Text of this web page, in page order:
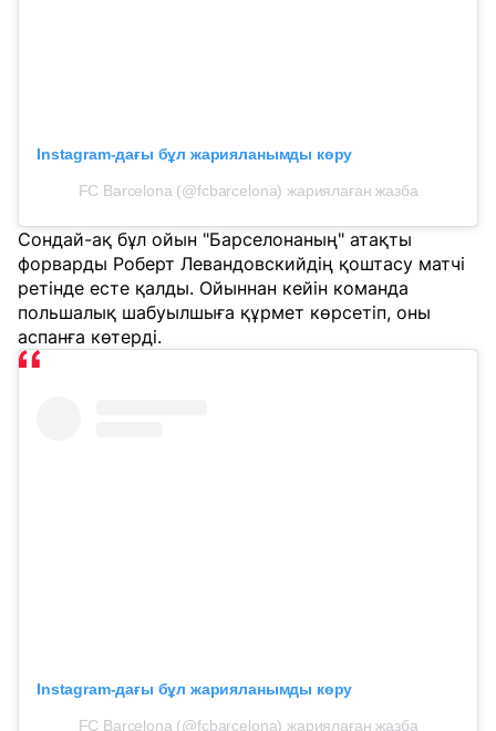
Instagram-дағы бұл жарияланымды көру
FC Barcelona (@fcbarcelona) жариялаған жазба
Сондай-ақ бұл ойын "Барселонаның" атақты
форварды Роберт Левандовскийдің қоштасу матчі
ретінде есте қалды. Ойыннан кейін команда
польшалық шабуылшыға құрмет көрсетіп, оны
аспанға көтерді.
Instagram-дағы бұл жарияланымды көру
FC Barcelona (@fcbarcelona) жариялаған жазба